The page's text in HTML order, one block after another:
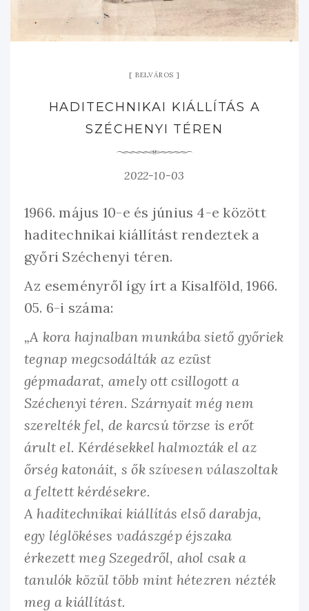
BELVÁROS
HADITECHNIKAI KIÁLLÍTÁS A
SZÉCHENYI TÉREN
2022-10-03
1966. május 10-e és június 4-e között
haditechnikai kiállítást rendeztek a
győri Széchenyi téren.
Az eseményről így írt a Kisalföld, 1966.
05. 6-i száma:
„A kora hajnalban munkába siető győriek
tegnap megcsodálták az ezüst
gépmadarat, amely ott csillogott a
Széchenyi téren. Szárnyait még nem
szerelték fel, de karcsú törzse is erőt
árult el. Kérdésekkel halmozták el az
őrség katonáit, s ők szívesen válaszoltak
a feltett kérdésekre.
A haditechnikai kiállítás első darabja,
egy léglökéses vadászgép éjszaka
érkezett meg Szegedről, ahol csak a
tanulók közül több mint hétezren nézték
meg a kiállítást.